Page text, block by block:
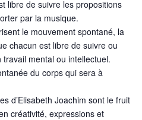
libre de suivre les propositions
par la musique.
le mouvement spontané, la
chacun est libre de suivre ou
travail mental ou intellectuel.
du corps qui sera à
d’Elisabeth Joachim sont le fruit
créativité, expressions et